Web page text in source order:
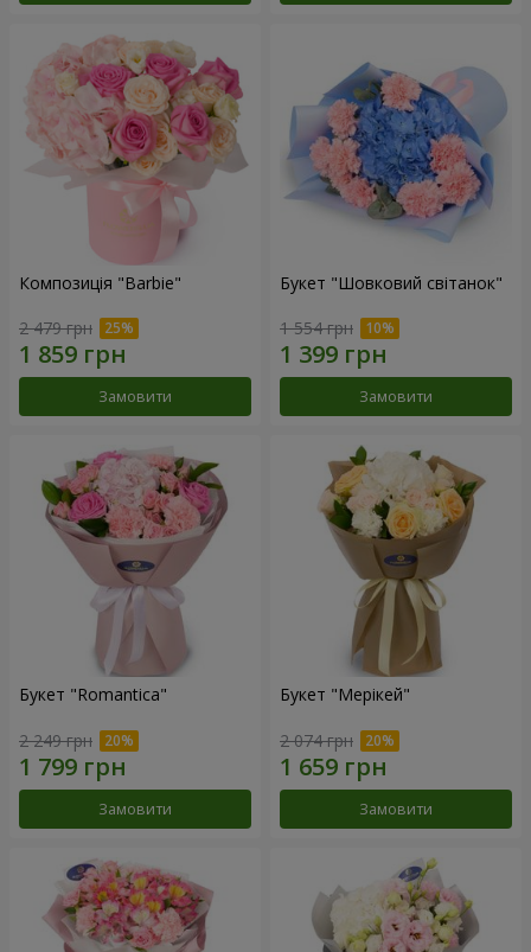
Композиція "Barbie"
2 479 грн
Замовити
Букет "Шовковий світанок"
1 554 грн
Замовити
Букет "Romantica"
2 249 грн
Замовити
Букет "Мерікей"
2 074 грн
Замовити